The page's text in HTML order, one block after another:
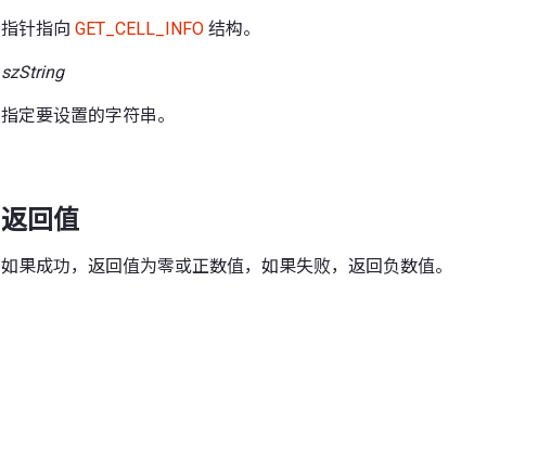
指针指向 GET_CELL_INFO 结构。
szString
指定要设置的字符串。
返回值
如果成功，返回值为零或正数值，如果失败，返回负数值。